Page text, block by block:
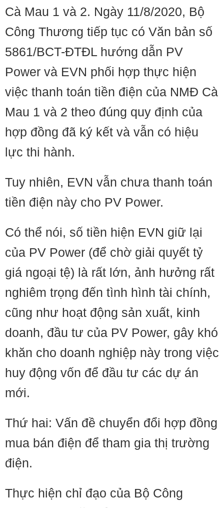
Cà Mau 1 và 2. Ngày 11/8/2020, Bộ
Công Thương tiếp tục có Văn bản số
5861/BCT-ĐTĐL hướng dẫn PV
Power và EVN phối hợp thực hiện
việc thanh toán tiền điện của NMĐ Cà
Mau 1 và 2 theo đúng quy định của
hợp đồng đã ký kết và vẫn có hiệu
lực thi hành.
Tuy nhiên, EVN vẫn chưa thanh toán
tiền điện này cho PV Power.
Có thể nói, số tiền hiện EVN giữ lại
của PV Power (để chờ giải quyết tỷ
giá ngoại tệ) là rất lớn, ảnh hưởng rất
nghiêm trọng đến tình hình tài chính,
cũng như hoạt động sản xuất, kinh
doanh, đầu tư của PV Power, gây khó
khăn cho doanh nghiệp này trong việc
huy động vốn để đầu tư các dự án
mới.
Thứ hai: Vấn đề chuyển đổi hợp đồng
mua bán điện để tham gia thị trường
điện.
​​Thực hiện chỉ đạo của Bộ Công